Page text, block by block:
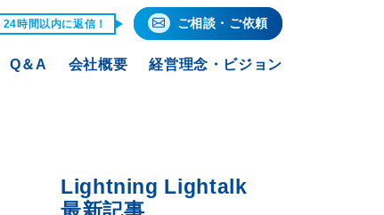
24時間以内に返信！ ご相談・ご依頼
Q＆A 会社概要 経営理念・ビジョン
Lightning Lightalk